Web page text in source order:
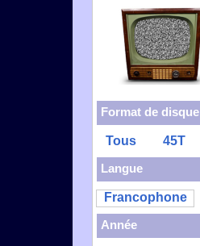
Format de disque
Tous 45T
Langue
Francophone
Année